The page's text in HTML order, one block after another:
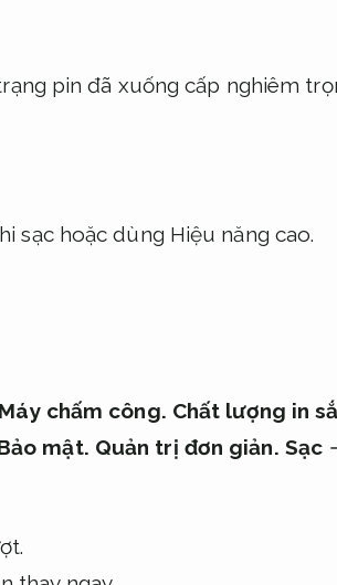
pin đã xuống cấp nghiêm
sạc hoặc dùng Hiệu năng cao.
Máy chấm công. Chất lượng in
mật. Quản trị đơn giản. Sạc